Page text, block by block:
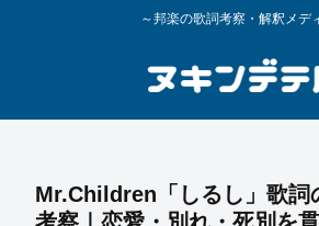
～邦楽の歌詞考察・解釈メデ
Mr.Children「しるし」歌詞